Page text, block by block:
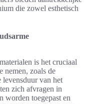
die zowel esthetisch
is het cruciaal
nemen, zoals de
levensduur van het
zich afvragen in
worden toegepast en